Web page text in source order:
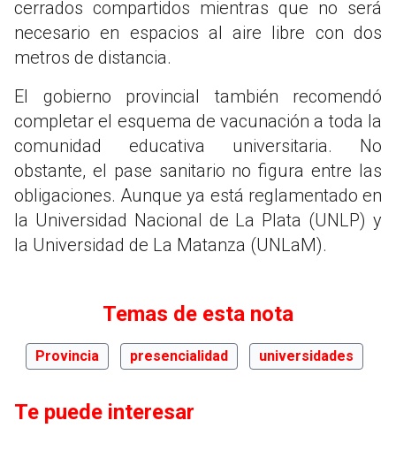
cerrados compartidos mientras que no será
necesario en espacios al aire libre con dos
metros de distancia.
El gobierno provincial también recomendó
completar el esquema de vacunación a toda la
comunidad educativa universitaria. No
obstante, el pase sanitario no figura entre las
obligaciones. Aunque ya está reglamentado en
la Universidad Nacional de La Plata (UNLP) y
la Universidad de La Matanza (UNLaM).
Temas de esta nota
Provincia presencialidad universidades
Te puede interesar